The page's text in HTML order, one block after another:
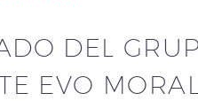
DEL
EVO